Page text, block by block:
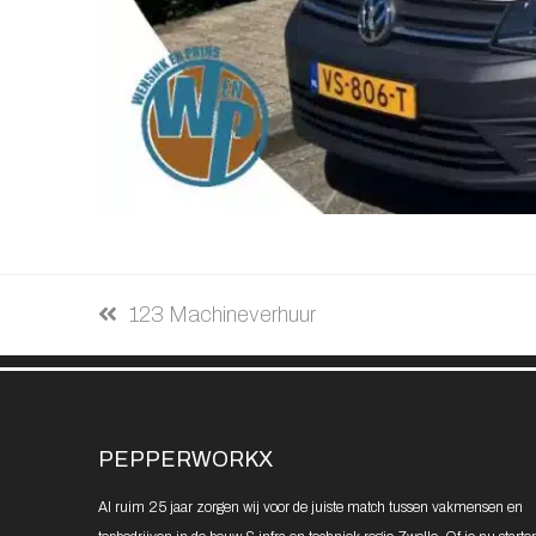
previous
123 Machineverhuur
PEPPERWORKX
Al ruim 25 jaar zorgen wij voor de juiste match tussen vakmensen en